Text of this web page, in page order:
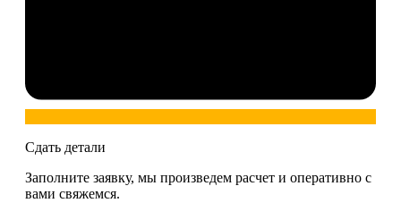
Сдать детали
Заполните заявку, мы произведем расчет и оперативно с
вами свяжемся.